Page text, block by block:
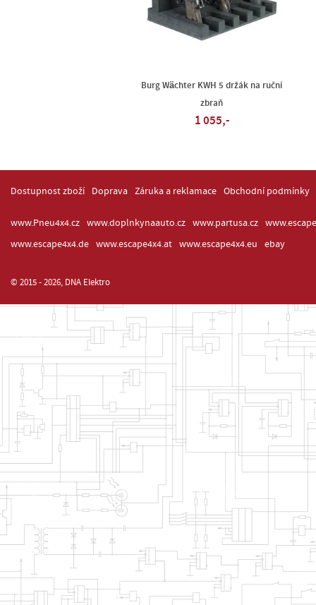
Burg Wächter KWH 5 držák na ruční
zbraň
1 055,-
Dostupnost zboží Doprava Záruka a reklamace Obchodní podmínky
www.Pneu4x4.cz www.doplnkynaauto.cz www.partusa.cz
www.escape4x4.de
www.escape4x4.at www.escape4x4.eu ebay
© 2015 - 2026, DNA Elektro